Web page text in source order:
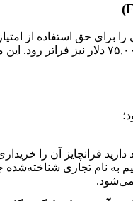
را برای حق استفاده از